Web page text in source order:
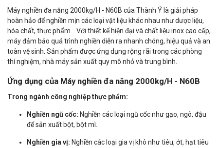
Máy nghiền đa năng 2000kg/H - N60B của Thành Ý là giải pháp
hoàn hảo để nghiền mịn các loại vật liệu khác nhau như dược liệu,
hóa chất, thực phẩm... Với thiết kế hiện đại và chất liệu inox cao cấp,
máy đảm bảo quá trình nghiền diễn ra nhanh chóng, hiệu quả và an
toàn vệ sinh. Sản phẩm được ứng dụng rộng rãi trong các phòng
thí nghiệm, nhà máy sản xuất quy mô nhỏ và trung bình.
Ứng dụng của Máy nghiền đa năng 2000kg/H - N60B
Trong ngành công nghiệp thực phẩm:
Nghiền ngũ cốc: Nghiền các loại ngũ cốc như gạo, ngô, đậu
để sản xuất bột, bột mì.
Nghiền gia vị: Nghiền các loại gia vị khô như tiêu, ớt, hạt tiêu